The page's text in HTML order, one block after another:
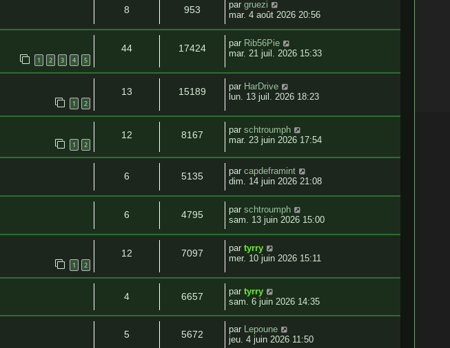
8 953 par gruezi
mar. 4 août 2026 20:56
1 2 3 4 5
44 17424 par Rib56Pie
mar. 21 juil. 2026 15:33
1 2
13 15189 par HarDrive
lun. 13 juil. 2026 18:23
1 2
12 8167 par schtroumph
mar. 23 juin 2026 17:54
6 5135 par capdeframint
dim. 14 juin 2026 21:08
6 4795 par schtroumph
sam. 13 juin 2026 15:00
1 2
12 7097 par tyrry
mer. 10 juin 2026 15:11
4 6657 par tyrry
sam. 6 juin 2026 14:35
5 5672 par
Lepoune
jeu. 4 juin 2026 11:50